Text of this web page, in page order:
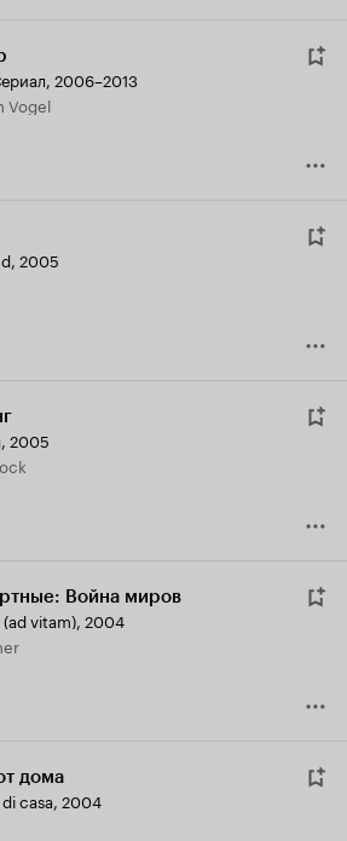
2006–2013
Vogel
, 2005
, 2005
Война миров
vitam), 2004
дома
casa, 2004